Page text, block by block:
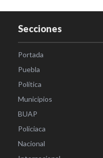
Secciones
Portada
Puebla
Política
Municipios
BUAP
Policiaca
Nacional